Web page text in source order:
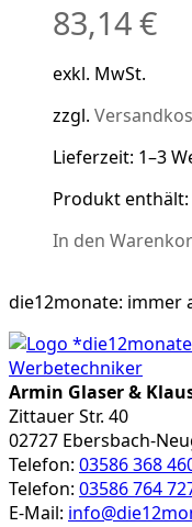
83,14€
exkl. MwSt.
zzgl.
Lieferzeit: 1–3
Produkt enthält:
In den
die12monate: immer
Armin Glaser &
Zittauer Str. 40
02727 Ebersbach-
Telefon: 03586 368
Telefon: 03586 764
E-Mail: